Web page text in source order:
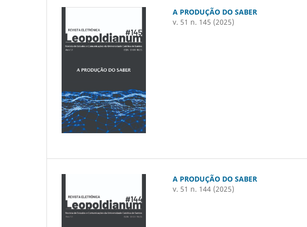
A PRODUÇÃO DO SABER
v. 51 n. 145 (2025)
A PRODUÇÃO DO SABER
v. 51 n. 144 (2025)